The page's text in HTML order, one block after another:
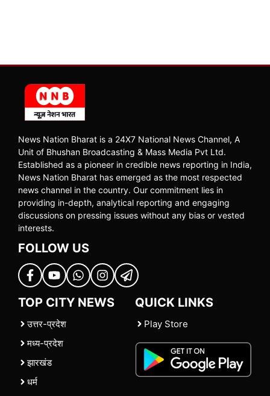
News Nation Bharat is a 24X7 National News Channel, A
Unit of Bhushan Broadcasting & Mass Media Pvt Ltd.
Established as a pioneer in credible news reporting in India,
News Nation Bharat has emerged as the most respected
news channel in the country. Our commitment lies in
providing in-depth, analytical reporting and engaging
discussions on pressing issues without any bias or vested
interests.
FOLLOW US
TOP CITY NEWS
उत्तर-प्रदेश
मध्य-प्रदेश
झारखंड
धर्म
QUICK LINKS
Play Store